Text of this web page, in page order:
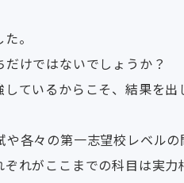
。
けではないでしょうか？
ているからこそ、結果を
各々の第一志望校レベル
れがここまでの科目は実